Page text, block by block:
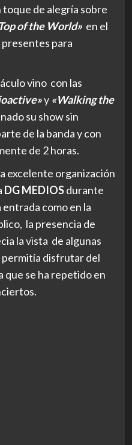
de alegría sobre
of the World» en el
para
vino con las
y «Walking the
su show sin
de la banda y con
de 2 horas.
excelente organización
DG MEDIOSdurante
como en la
la presencia de
la vista de algunas
permitía disfrutar del
que se ha repetido en